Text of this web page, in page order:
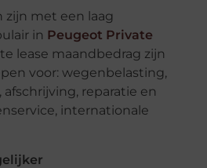
met een laag
in Peugeot Private
lease maandbedrag zijn
voor: wegenbelasting,
reparatie en
internationale